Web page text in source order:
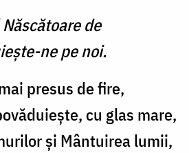
de
ne pe noi.
presus de fire,
cu glas mare,
şi Mântuirea lumii,